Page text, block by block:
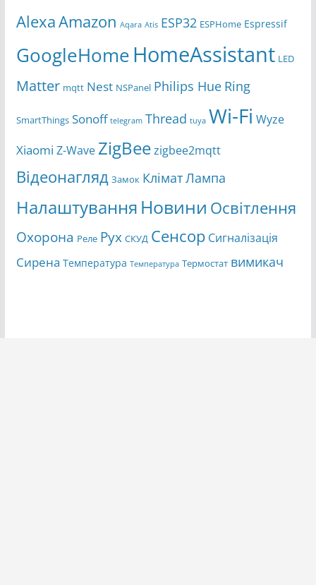
AlexaAmazon Aqara Atis ESP32 ESPHome Espressif
GoogleHomeHomeAssistant LED
Matter mqtt Nest NSPanel Philips Hue Ring
SmartThings Sonoff telegram Thread tuya Wi-Fi Wyze
Xiaomi Z-Wave ZigBeezigbee2mqtt
Відеонагляд Замок КліматЛампа
Налаштування Новини Освітлення
Охорона Реле Рух СКУД Сенсор Сигналізація
Сирена Температура Температура Термостат вимикач